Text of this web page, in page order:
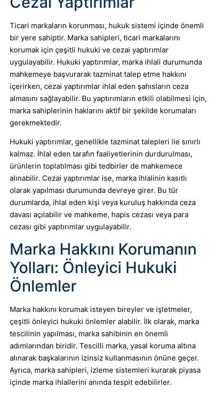
Ticari markaların korunması, hukuk sistemi içinde önemli
bir yere sahiptir. Marka sahipleri, ticari markalarını
korumak için çeşitli hukuki ve cezai yaptırımlar
uygulayabilir. Hukuki yaptırımlar, marka ihlali durumunda
mahkemeye başvurarak tazminat talep etme hakkını
içerirken, cezai yaptırımlar ihlal eden şahısların ceza
almasını sağlayabilir. Bu yaptırımların etkili olabilmesi için,
marka sahiplerinin haklarını aktif bir şekilde korumaları
gerekmektedir.
Hukuki yaptırımlar, genellikle tazminat talepleri ile sınırlı
kalmaz. İhlal eden tarafın faaliyetlerinin durdurulması,
ürünlerin toplatılması gibi tedbirler de mahkemece
alınabilir. Cezai yaptırımlar ise, marka ihlalinin kasıtlı
olarak yapılması durumunda devreye girer. Bu tür
durumlarda, ihlal eden kişi veya kuruluş hakkında ceza
davası açılabilir ve mahkeme, hapis cezası veya para
cezası gibi yaptırımlar uygulayabilir.
Marka Hakkını Korumanın
Yolları: Önleyici Hukuki
Önlemler
Marka hakkını korumak isteyen bireyler ve işletmeler,
çeşitli önleyici hukuki önlemler alabilir. İlk olarak, marka
tescilinin yapılması, marka sahibinin en önemli
adımlarından biridir. Tescilli marka, yasal koruma altına
alınarak başkalarının izinsiz kullanmasının önüne geçer.
Ayrıca, marka sahipleri, izleme sistemleri kurarak piyasa
içinde marka ihlallerini anında tespit edebilirler.